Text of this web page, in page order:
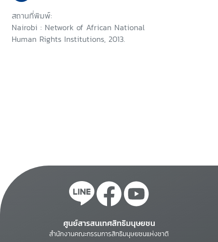
สถานที่พิมพ์:
Nairobi : Network of African National
Human Rights Institutions, 2013.
ศูนย์สารสนเทศสิทธิมนุษยชน
สำนักงานคณะกรรมการสิทธิมนุษยชนแห่งชาติ